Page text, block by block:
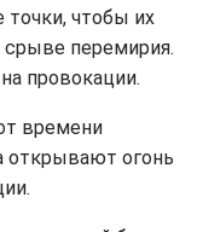
чтобы их
срыве перемирия.
провокации.
времени
открывают огонь